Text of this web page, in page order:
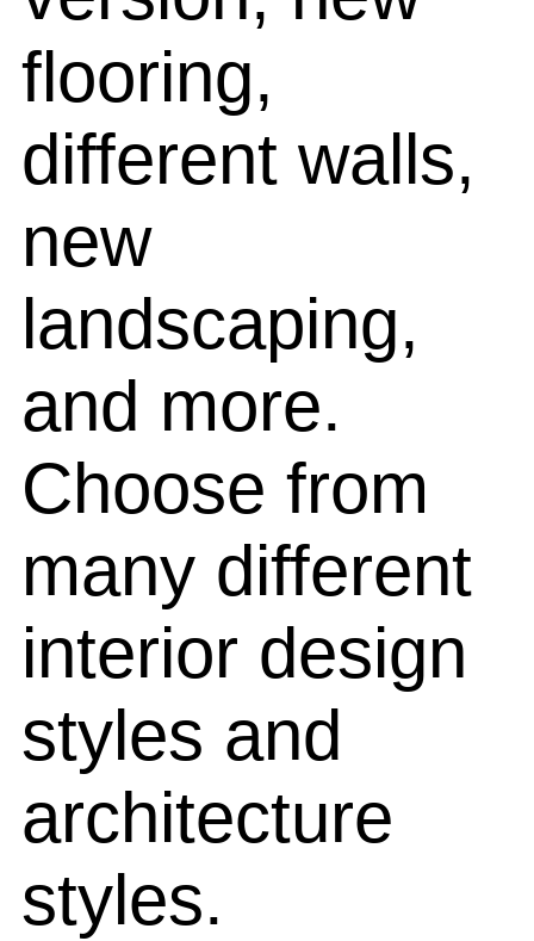
flooring,
different walls,
new
landscaping,
and more.
Choose from
many different
interior design
styles and
architecture
styles.